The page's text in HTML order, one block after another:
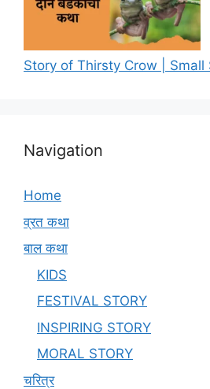
Story of Thirsty Crow | Small
Navigation
Home
व्रत कथा
बाल कथा
KIDS
FESTIVAL STORY
INSPIRING STORY
MORAL STORY
चरित्र